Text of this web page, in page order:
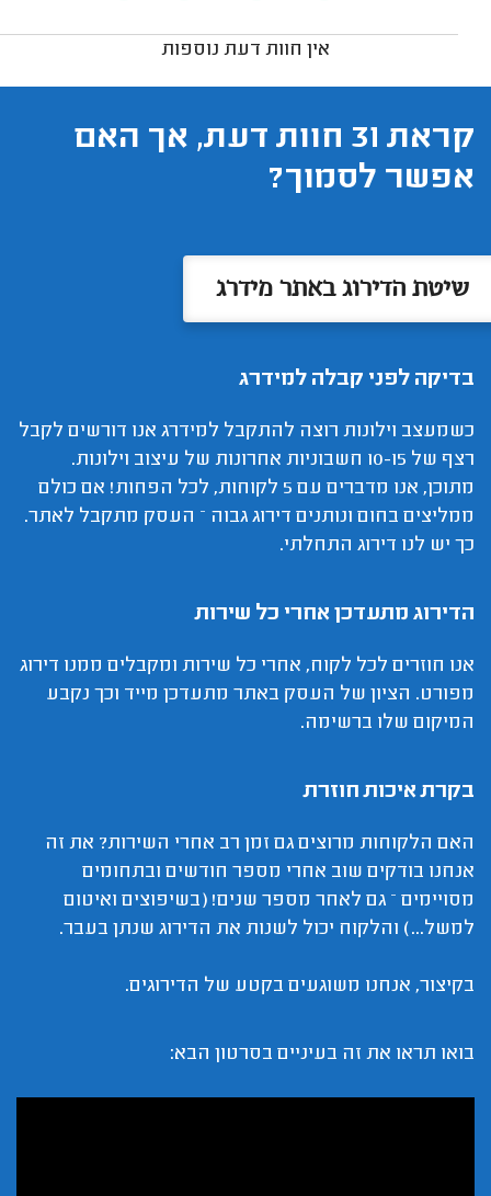
אין חוות דעת נוספות
קראת 31 חוות דעת, אך האם
אפשר לסמוך?
שיטת הדירוג באתר מידרג
בדיקה לפני קבלה למידרג
כשמעצב וילונות רוצה להתקבל למידרג אנו דורשים לקבל
רצף של 10-15 חשבוניות אחרונות של עיצוב וילונות.
מתוכן, אנו מדברים עם 5 לקוחות, לכל הפחות! אם כולם
ממליצים בחום ונותנים דירוג גבוה – העסק מתקבל לאתר.
כך יש לנו דירוג התחלתי.
הדירוג מתעדכן אחרי כל שירות
אנו חוזרים לכל לקוח, אחרי כל שירות ומקבלים ממנו דירוג
מפורט. הציון של העסק באתר מתעדכן מייד וכך נקבע
המיקום שלו ברשימה.
בקרת איכות חוזרת
האם הלקוחות מרוצים גם זמן רב אחרי השירות? את זה
אנחנו בודקים שוב אחרי מספר חודשים ובתחומים
מסויימים – גם לאחר מספר שנים! (בשיפוצים ואיטום
למשל...) והלקוח יכול לשנות את הדירוג שנתן בעבר.
בקיצור, אנחנו משוגעים בקטע של הדירוגים.
בואו תראו את זה בעיניים בסרטון הבא: